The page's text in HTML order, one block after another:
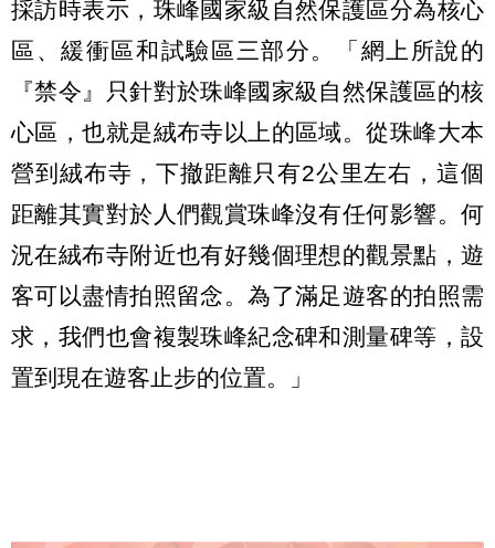
採訪時表示，珠峰國家級自然保護區分為核心
區、緩衝區和試驗區三部分。「網上所說的
『禁令』只針對於珠峰國家級自然保護區的核
心區，也就是絨布寺以上的區域。從珠峰大本
營到絨布寺，下撤距離只有2公里左右，這個
距離其實對於人們觀賞珠峰沒有任何影響。何
況在絨布寺附近也有好幾個理想的觀景點，遊
客可以盡情拍照留念。為了滿足遊客的拍照需
求，我們也會複製珠峰紀念碑和測量碑等，設
置到現在遊客止步的位置。」